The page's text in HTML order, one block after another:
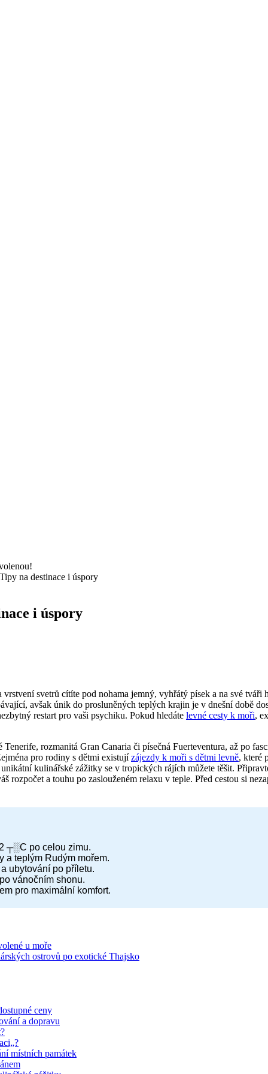
na destinace i úspory
i úspory
svetrů cítíte pod nohama jemný, vyhřátý písek a na své
avšak únik do prosluněných teplých krajin je v dnešní době
restart pro vaši psychiku. Pokud hledáte levné cesty k moři,
rozmanitá Gran Canaria či písečná Fuerteventura, až po
pro rodiny s dětmi existujízájezdy k moři s dětmi levně, které
kulinářské zážitky se v tropických rájích můžete těšit.
rozpočet a touhu po zaslouženém relaxu v teple. Před cestou si
┬░C po celou zimu.
a teplým Rudým mořem.
ubytování po příletu.
vánočním shonu.
pro maximální komfort.
u moře
ostrovů po exotické Thajsko
ceny
a dopravu
místních památek